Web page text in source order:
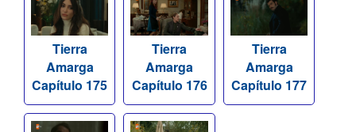
Tierra
Amarga
Capítulo 175
Tierra
Amarga
Capítulo 176
Tierra
Amarga
Capítulo 177